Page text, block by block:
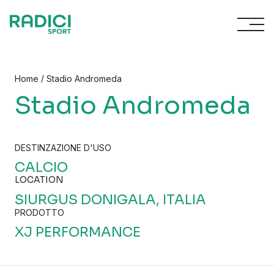
Home / Stadio Andromeda
Stadio Andromeda
DESTINZAZIONE D'USO
CALCIO
LOCATION
SIURGUS DONIGALA, ITALIA
PRODOTTO
XJ PERFORMANCE